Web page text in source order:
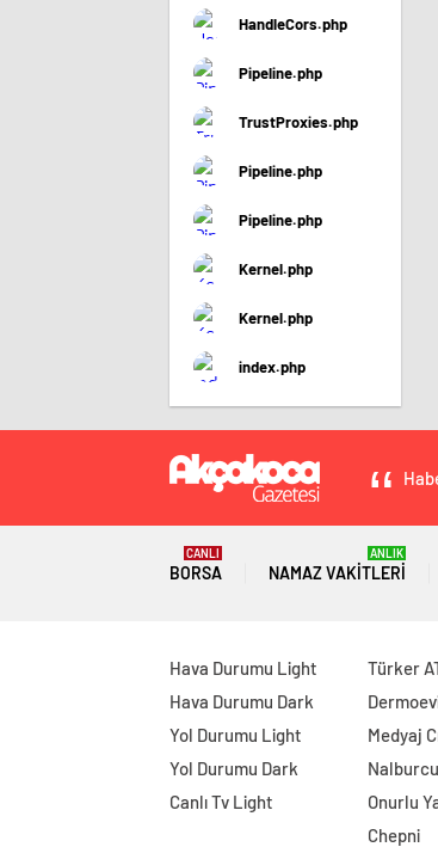
HandleCors.php
Pipeline.php
TrustProxies.php
Pipeline.php
Pipeline.php
Kernel.php
Kernel.php
index.php
BORSA
CANLI
NAMAZ VAKITLERI
ANLIK
Hava Durumu Light
Hava Durumu Dark
Yol Durumu Light
Yol Durumu Dark
Canlı Tv Light
Türker
Medyaj
Onurlu
Chepni